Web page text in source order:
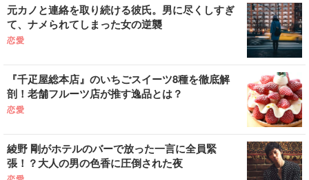
元カノと連絡を取り続ける彼氏。男に尽くしすぎ
て、ナメられてしまった女の逆襲
恋愛
『千疋屋総本店』のいちごスイーツ8種を徹底解
剖！老舗フルーツ店が推す逸品とは？
恋愛
綾野 剛がホテルのバーで放った一言に全員緊
張！？大人の男の色香に圧倒された夜